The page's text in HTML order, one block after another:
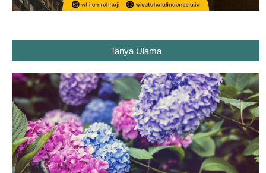
Tanya Ulama